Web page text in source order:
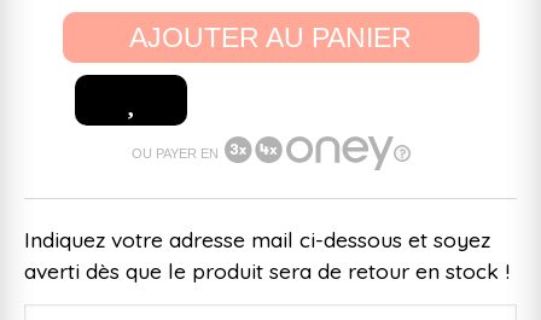
AJOUTER AU PANIER
OU PAYER EN
Indiquez votre adresse mail ci-dessous et soyez
averti dès que le produit sera de retour en stock !